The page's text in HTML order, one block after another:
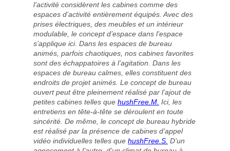
l’activité considèrent les cabines comme des
espaces d’activité entièrement équipés. Avec des
prises électriques, des meubles et un intérieur
modulable, le concept d’espace dans l’espace
s’applique ici. Dans les espaces de bureau
animés, parfois chaotiques, nos cabines favorites
sont des échappatoires à l’agitation. Dans les
espaces de bureau calmes, elles constituent des
endroits de projet animés. Le concept de bureau
ouvert peut être pleinement réalisé par l’ajout de
petites cabines telles que hushFree.M. Ici, les
entretiens en tête-à-tête se déroulent en toute
sincérité. De même, le concept de bureau hybride
est réalisé par la présence de cabines d’appel
vidéo individuelles telles que hushFree.S. D’un